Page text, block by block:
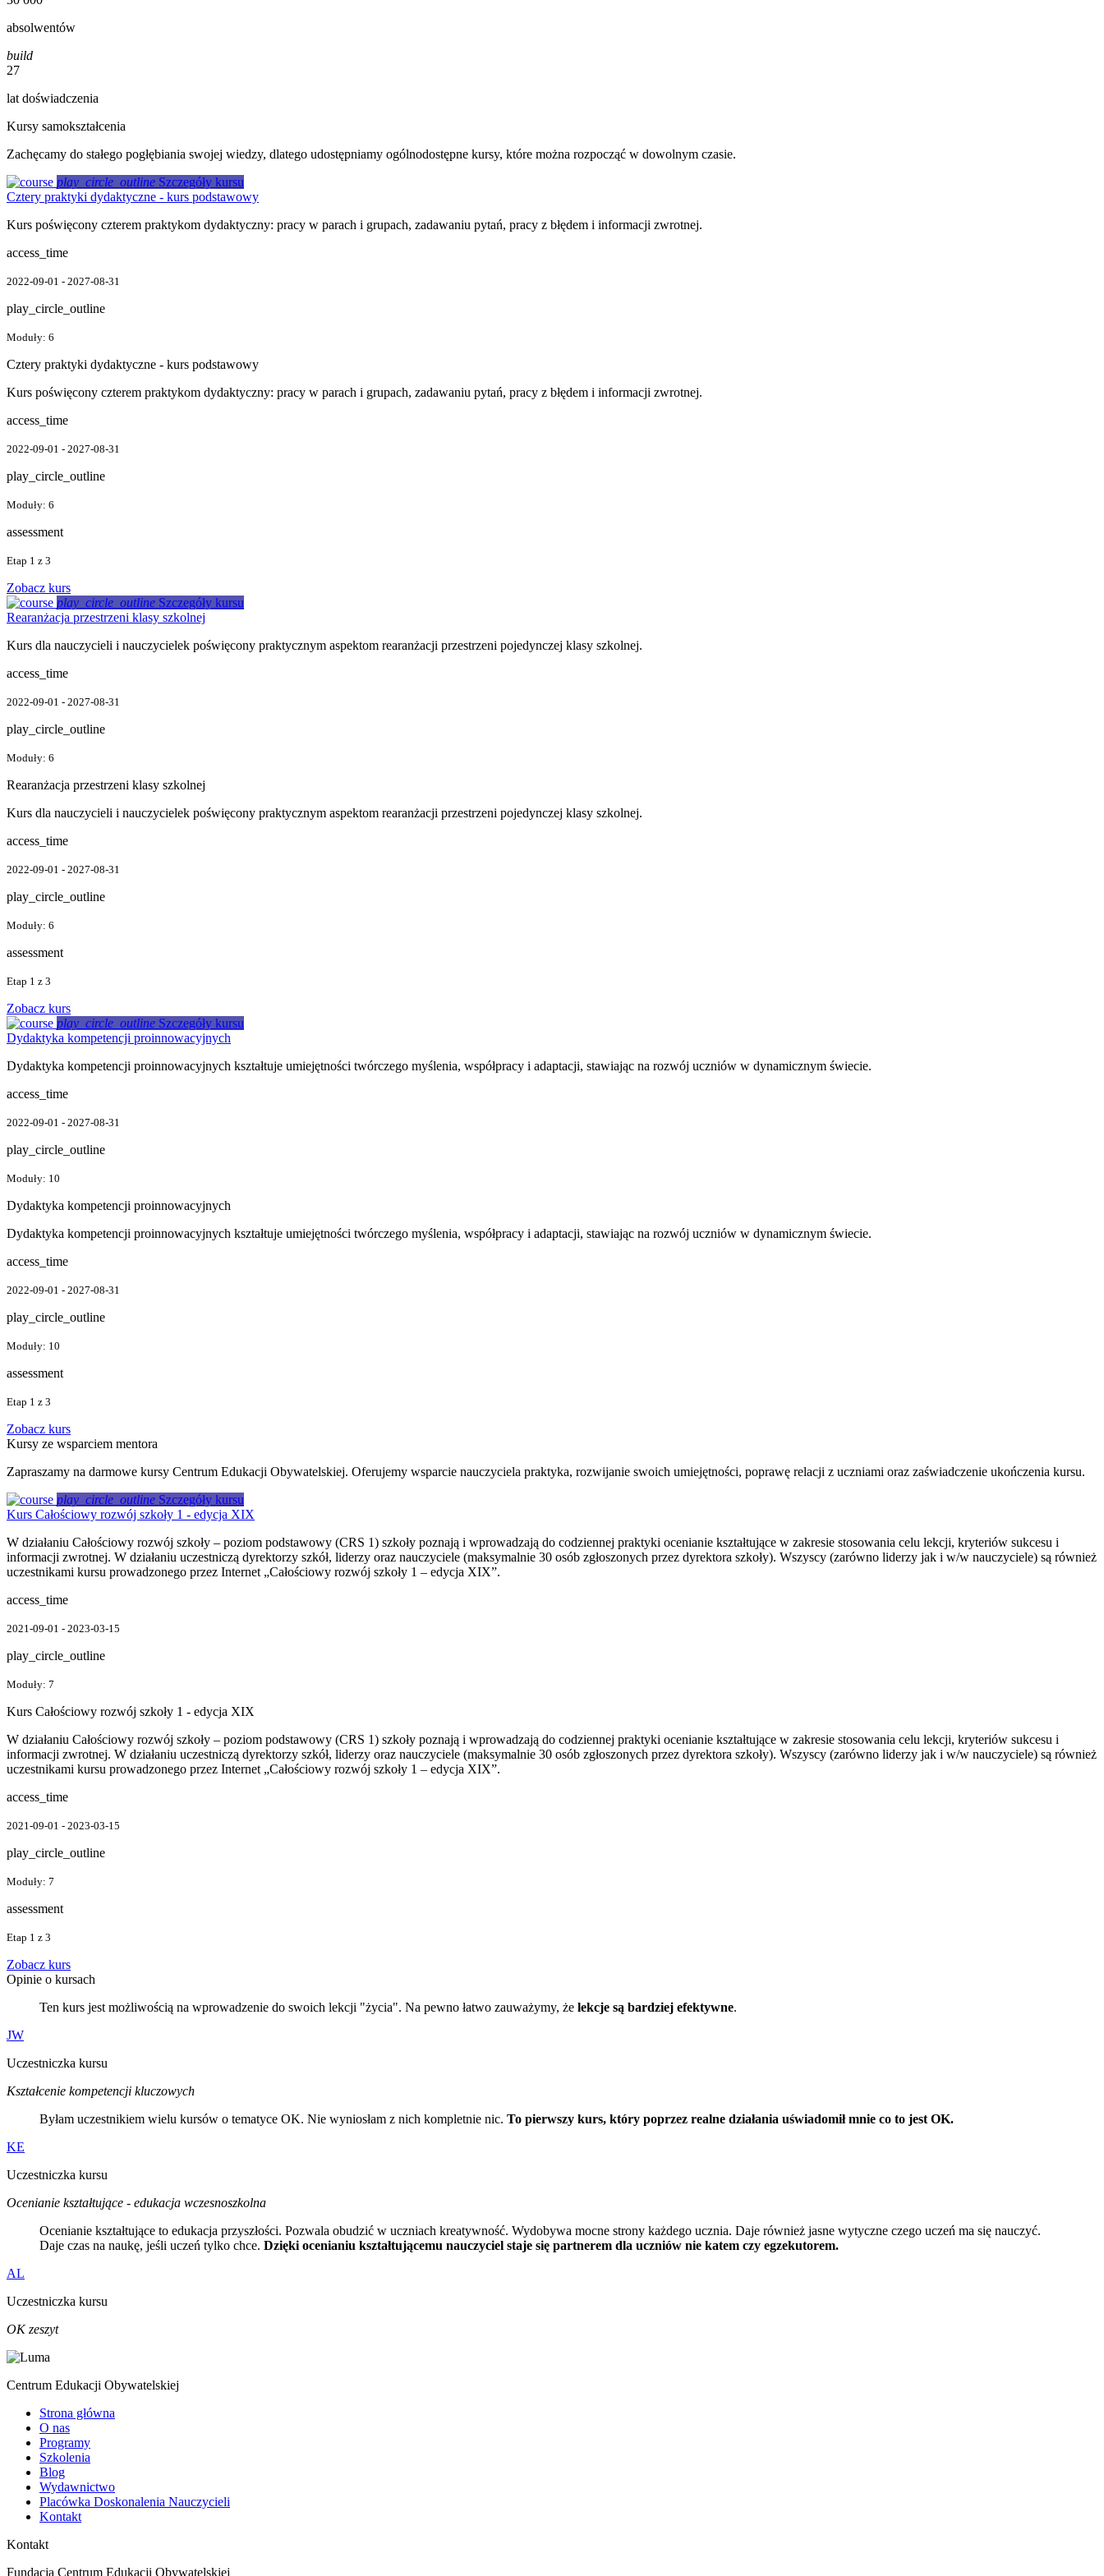
absolwentów
build
27
lat doświadczenia
Kursy samokształcenia
Zachęcamy do stałego pogłębiania swojej wiedzy, dlatego udostępniamy ogólnodostępne kursy, które można rozpocząć w dowolnym czasie.
play_circle_outline Szczegóły kursu
Cztery praktyki dydaktyczne - kurs podstawowy
Kurs poświęcony czterem praktykom dydaktyczny: pracy w parach i grupach, zadawaniu pytań, pracy z błędem i informacji zwrotnej.
access_time
2022-09-01 - 2027-08-31
play_circle_outline
Moduły: 6
Cztery praktyki dydaktyczne - kurs podstawowy
Kurs poświęcony czterem praktykom dydaktyczny: pracy w parach i grupach, zadawaniu pytań, pracy z błędem i informacji zwrotnej.
access_time
2022-09-01 - 2027-08-31
play_circle_outline
Moduły: 6
assessment
Etap 1 z 3
Zobacz kurs
play_circle_outline Szczegóły kursu
Rearanżacja przestrzeni klasy szkolnej
Kurs dla nauczycieli i nauczycielek poświęcony praktycznym aspektom rearanżacji przestrzeni pojedynczej klasy szkolnej.
access_time
2022-09-01 - 2027-08-31
play_circle_outline
Moduły: 6
Rearanżacja przestrzeni klasy szkolnej
Kurs dla nauczycieli i nauczycielek poświęcony praktycznym aspektom rearanżacji przestrzeni pojedynczej klasy szkolnej.
access_time
2022-09-01 - 2027-08-31
play_circle_outline
Moduły: 6
assessment
Etap 1 z 3
Zobacz kurs
play_circle_outline Szczegóły kursu
Dydaktyka kompetencji proinnowacyjnych
Dydaktyka kompetencji proinnowacyjnych kształtuje umiejętności twórczego myślenia, współpracy i adaptacji, stawiając na rozwój uczniów w dynamicznym świecie.
access_time
2022-09-01 - 2027-08-31
play_circle_outline
Moduły: 10
Dydaktyka kompetencji proinnowacyjnych
Dydaktyka kompetencji proinnowacyjnych kształtuje umiejętności twórczego myślenia, współpracy i adaptacji, stawiając na rozwój uczniów w dynamicznym świecie.
access_time
2022-09-01 - 2027-08-31
play_circle_outline
Moduły: 10
assessment
Etap 1 z 3
Zobacz kurs
Kursy ze wsparciem mentora
Zapraszamy na darmowe kursy Centrum Edukacji Obywatelskiej. Oferujemy wsparcie nauczyciela praktyka, rozwijanie swoich umiejętności, poprawę relacji z uczniami oraz zaświadczenie ukończenia kursu.
play_circle_outline Szczegóły kursu
Kurs Całościowy rozwój szkoły 1 - edycja XIX
W działaniu Całościowy rozwój szkoły – poziom podstawowy (CRS 1) szkoły poznają i wprowadzają do codziennej praktyki ocenianie kształtujące w zakresie stosowania celu lekcji, kryteriów sukcesu i
informacji zwrotnej. W działaniu uczestniczą dyrektorzy szkół, liderzy oraz nauczyciele (maksymalnie 30 osób zgłoszonych przez dyrektora szkoły). Wszyscy (zarówno liderzy jak i w/w nauczyciele) są również
uczestnikami kursu prowadzonego przez Internet „Całościowy rozwój szkoły 1 – edycja XIX”.
access_time
2021-09-01 - 2023-03-15
play_circle_outline
Moduły: 7
Kurs Całościowy rozwój szkoły 1 - edycja XIX
W działaniu Całościowy rozwój szkoły – poziom podstawowy (CRS 1) szkoły poznają i wprowadzają do codziennej praktyki ocenianie kształtujące w zakresie stosowania celu lekcji, kryteriów sukcesu i
informacji zwrotnej. W działaniu uczestniczą dyrektorzy szkół, liderzy oraz nauczyciele (maksymalnie 30 osób zgłoszonych przez dyrektora szkoły). Wszyscy (zarówno liderzy jak i w/w nauczyciele) są również
uczestnikami kursu prowadzonego przez Internet „Całościowy rozwój szkoły 1 – edycja XIX”.
access_time
2021-09-01 - 2023-03-15
play_circle_outline
Moduły: 7
assessment
Etap 1 z 3
Zobacz kurs
Opinie o kursach
Ten kurs jest możliwością na wprowadzenie do swoich lekcji "życia". Na pewno łatwo zauważymy, że lekcje są bardziej efektywne.
JW
Uczestniczka kursu
Kształcenie kompetencji kluczowych
Byłam uczestnikiem wielu kursów o tematyce OK. Nie wyniosłam z nich kompletnie nic. To pierwszy kurs, który poprzez realne działania uświadomił mnie co to jest OK.
KE
Uczestniczka kursu
Ocenianie kształtujące - edukacja wczesnoszkolna
Ocenianie kształtujące to edukacja przyszłości. Pozwala obudzić w uczniach kreatywność. Wydobywa mocne strony każdego ucznia. Daje również jasne wytyczne czego uczeń ma się nauczyć.
Daje czas na naukę, jeśli uczeń tylko chce. Dzięki ocenianiu kształtującemu nauczyciel staje się partnerem dla uczniów nie katem czy egzekutorem.
AL
Uczestniczka kursu
OK zeszyt
Centrum Edukacji Obywatelskiej
Strona główna
O nas
Programy
Szkolenia
Blog
Wydawnictwo
Placówka Doskonalenia Nauczycieli
Kontakt
Kontakt
Fundacja Centrum Edukacji Obywatelskiej